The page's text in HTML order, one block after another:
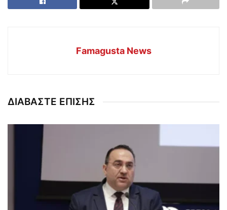
Famagusta News
ΔΙΑΒΑΣΤΕ ΕΠΙΣΗΣ